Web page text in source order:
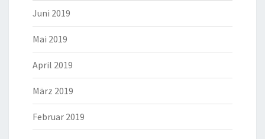
Juni 2019
Mai 2019
April 2019
März 2019
Februar 2019